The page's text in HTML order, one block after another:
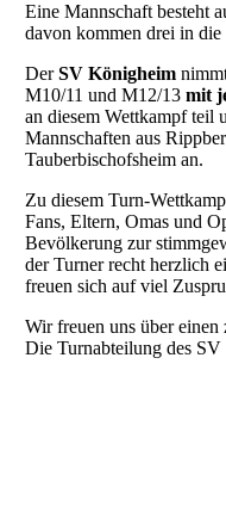
Eine Mannschaft besteht
davon kommen drei in die
DerSV Königheim
M10/11 und M12/13 mit
an diesem Wettkampf teil
Mannschaften aus
Tauberbischofsheim an.
Zu diesem Turn-
Fans, Eltern, Omas und
Bevölkerung zur
der Turner recht herzlich
freuen sich auf viel
Wir freuen uns über einen
Die Turnabteilung des